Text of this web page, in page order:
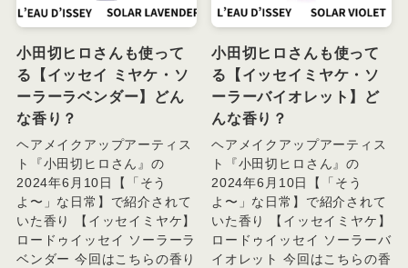
小田切ヒロさんも使って
る【イッセイ ミヤケ・ソ
ーラーラベンダー】どん
な香り？
ヘアメイクアップアーティス
ト『小田切ヒロさん』の
2024年6月10日【「そう
よ〜」な日常】で紹介されて
いた香り 【イッセイミヤケ】
ロードゥイッセイ ソーラーラ
ベンダー 今回はこちらの香り
小田切ヒロさんも使って
る【イッセイミヤケ・ソ
ーラーバイオレット】ど
んな香り？
ヘアメイクアップアーティス
ト『小田切ヒロさん』の
2024年6月10日【「そう
よ〜」な日常】で紹介されて
いた香り 【イッセイミヤケ】
ロードゥイッセイ ソーラーバ
イオレット 今回はこちらの香